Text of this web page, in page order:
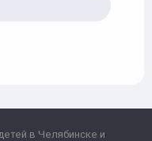
в Челябинске и